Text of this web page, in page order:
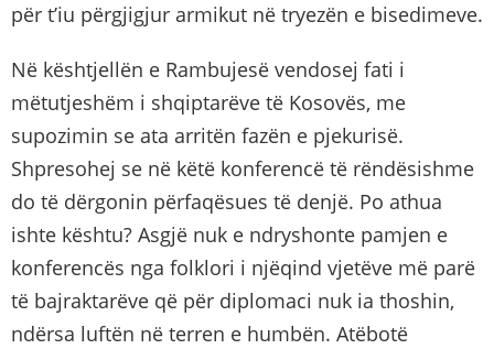
për t’iu përgjigjur armikut në tryezën e bisedimeve.
Në kështjellën e Rambujesë vendosej fati i
mëtutjeshëm i shqiptarëve të Kosovës, me
supozimin se ata arritën fazën e pjekurisë.
Shpresohej se në këtë konferencë të rëndësishme
do të dërgonin përfaqësues të denjë. Po athua
ishte kështu? Asgjë nuk e ndryshonte pamjen e
konferencës nga folklori i njëqind vjetëve më parë
të bajraktarëve që për diplomaci nuk ia thoshin,
ndërsa luftën në terren e humbën. Atëbotë